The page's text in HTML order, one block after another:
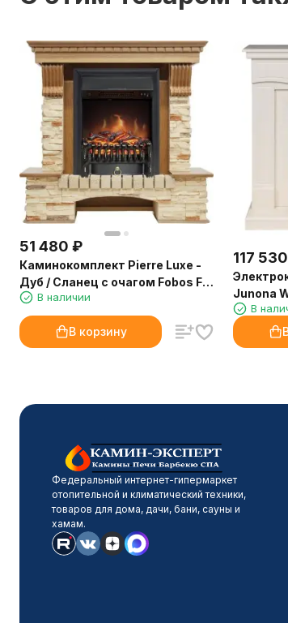
51 480 ₽
Каминокомплект Pierre Luxe -
Дуб / Сланец с очагом Fobos FX
BlackВ наличии
В корзину
117 530
Junona
Oregan
В
Федеральный интернет-гипермаркет
отопительной и климатический техники,
товаров для дома, дачи, бани, сауны и
хамам.